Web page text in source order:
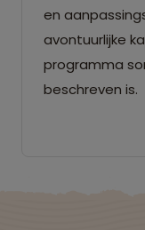
en
avontuurlijke
programma
beschreven is.